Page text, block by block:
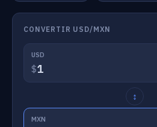
CONVERTIR USD/MXN
USD
$
↕
MXN